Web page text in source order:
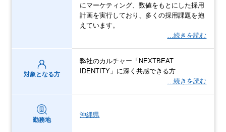
にマーケティング、数値をもとにした採用
計画を実行しており、多くの採用課題を抱
えています。
…続きを読む
対象となる方
弊社のカルチャー「NEXTBEAT
IDENTITY」に深く共感できる方
…続きを読む
勤務地
沖縄県